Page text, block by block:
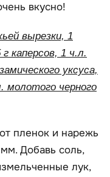
вкусно!
вырезки, 1
каперсов, 1 ч.л.
уксуса,
молотого черного
пленок и нарежь
Добавь соль,
лук,